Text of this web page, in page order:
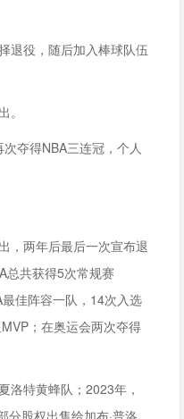
退役，随后加入棒球队伍
。
夺得NBA三连冠，个人
，两年后最后一次宣布退
总共获得5次常规赛
佳阵容一队，14次入选
；在奥运会两次夺得
洛特黄蜂队；2023年，
分股权出售给加布·普洛